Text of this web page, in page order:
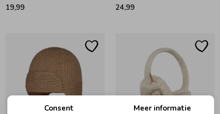
19,99 24,99
Consent Meer informatie